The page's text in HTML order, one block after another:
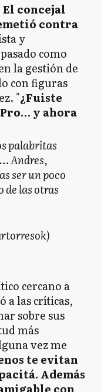
El concejal
contra
y
como
la gestión de
con figuras
"¿Fuiste
y ahora
palabritas
Andres,
ser un poco
de las otras
cercano a
a las críticas,
sobre sus
más
vez me
te evitan
Además
con